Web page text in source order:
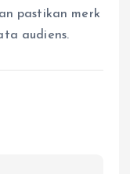
pastikan merk
audiens.